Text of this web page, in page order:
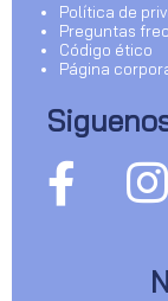
Política de
Preguntas
Código ético
Página